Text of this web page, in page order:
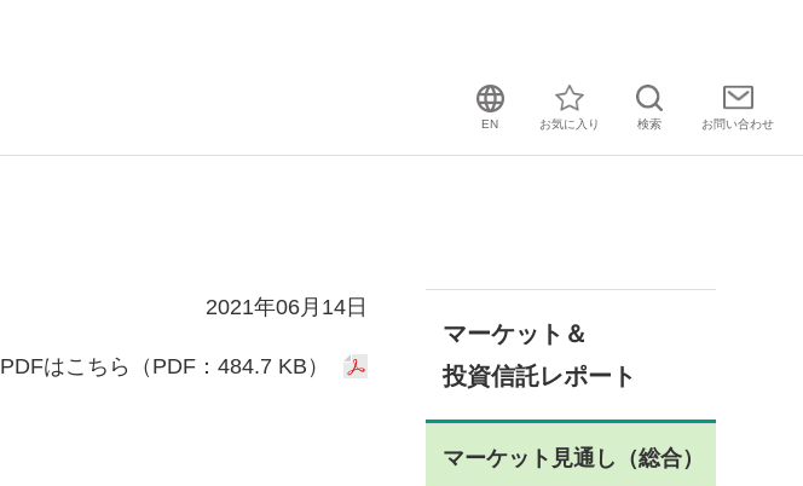
EN お気に入り 検索 お問い合わせ
2021年06月14日
PDFはこちら（PDF：484.7 KB）
マーケット＆
投資信託レポート
マーケット見通し（総合）